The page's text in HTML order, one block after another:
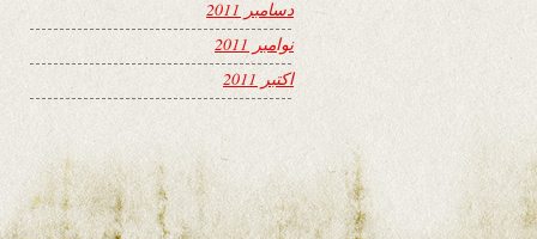
دسامبر 2011
نوامبر 2011
اکتبر 2011